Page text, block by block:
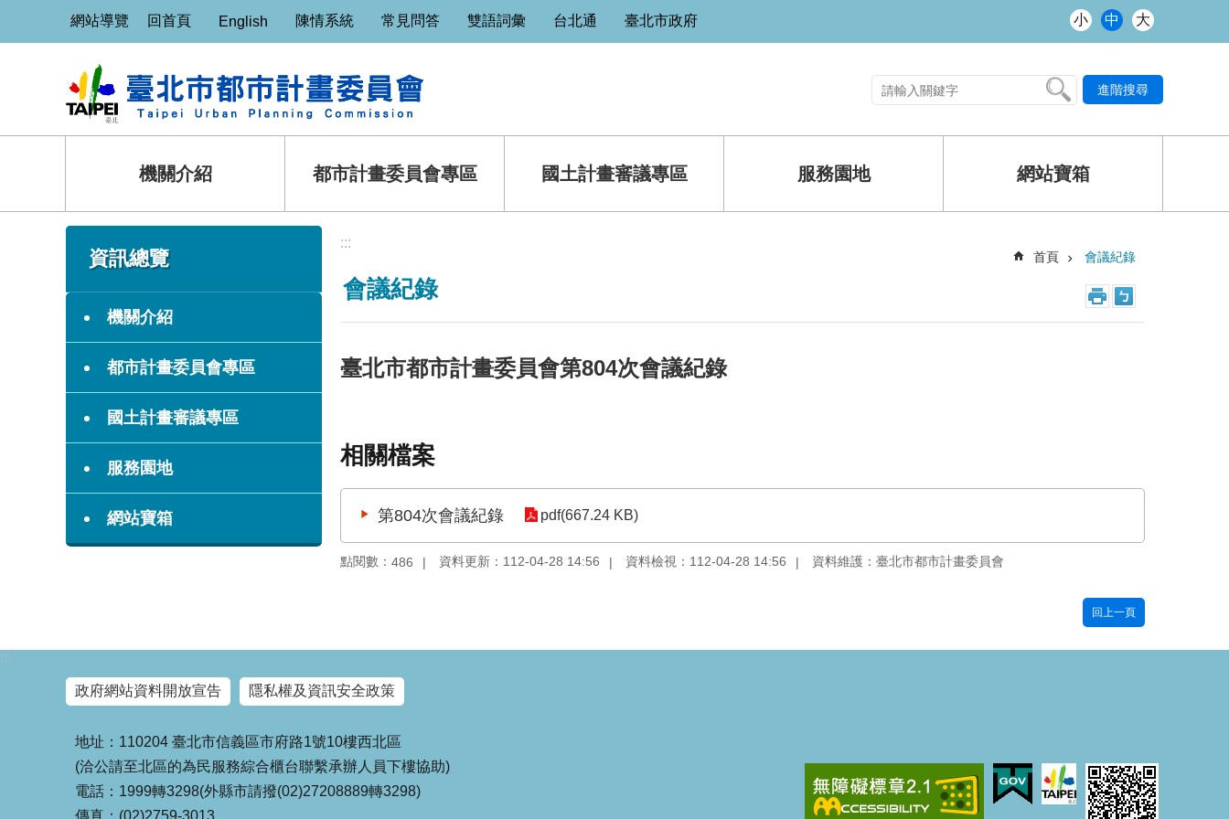
跳到主要內容區塊
:::網站導覽 回首頁 English 陳情系統 常見問答 雙語詞彙 台北通 臺北市政府 小 中 大
進階搜尋
機關介紹 都市計畫委員會專區 國土計畫審議專區 服務園地 網站寶箱
:::
資訊總覽
機關介紹
都市計畫委員會專區
國土計畫審議專區
服務園地
網站寶箱
:::
首頁 會議紀錄
會議紀錄
臺北市都市計畫委員會第804次會議紀錄
相關檔案
第804次會議紀錄 pdf(667.24 KB)
點閱數： 486 資料更新：112-04-28 14:56 資料檢視：112-04-28 14:56 資料維護：臺北市都市計畫委員會
回上一頁
:::
政府網站資料開放宣告 隱私權及資訊安全政策
地址：110204 臺北市信義區市府路1號10樓西北區
(洽公請至北區的為民服務綜合櫃台聯繫承辦人員下樓協助)
電話：1999轉3298(外縣市請撥(02)27208889轉3298)